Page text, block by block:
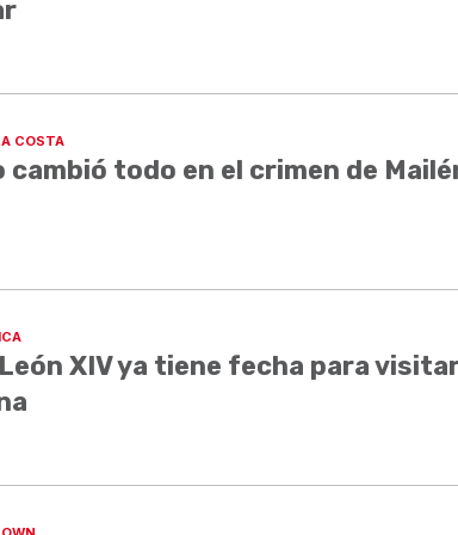
COSTA
cambió todo en el crimen de
XIV ya tiene fecha para